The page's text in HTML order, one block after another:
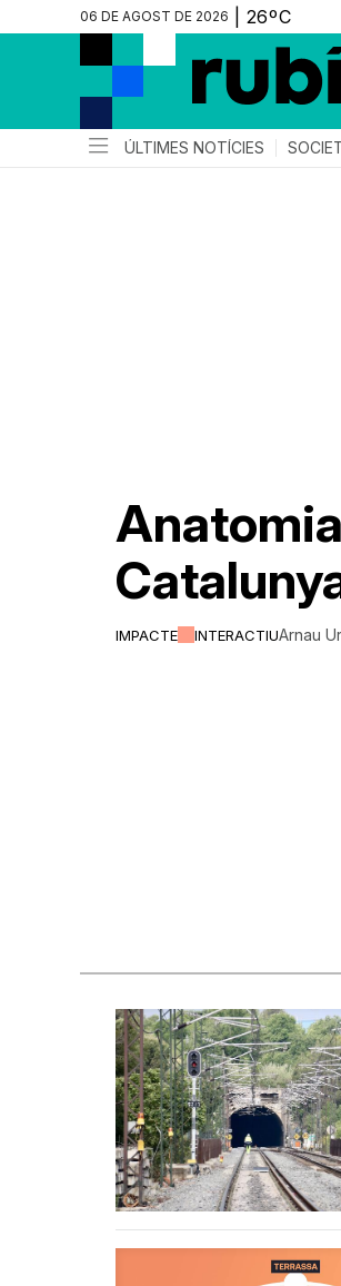
06 DE AGOST DE 2026
ÚLTIMES NOTÍCIES
IMPACTE INTERACTIUArnau